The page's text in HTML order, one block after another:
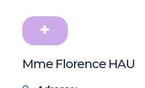
Mme Florence HAU